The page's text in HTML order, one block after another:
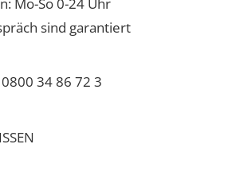
sind garantiert
0800 34 86 72 3